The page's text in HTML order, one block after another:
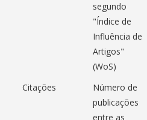
segundo
"Índice de
Influência de
Artigos"
(WoS)
Citações
Número de
publicações
entre as